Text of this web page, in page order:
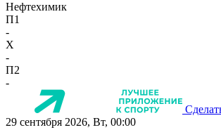
Нефтехимик
П1
-
X
-
П2
-
29 сентября 2026, Вт, 00:00